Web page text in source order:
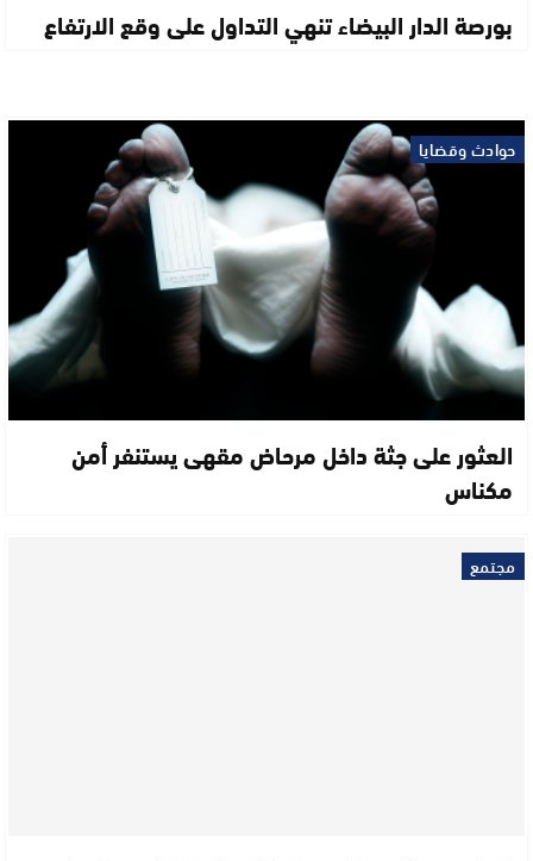
بورصة الدار البيضاء تنهي التداول على وقع الارتفاع
حوادث وقضايا
العثور على جثة داخل مرحاض مقهى يستنفر أمن
مكناس
مجتمع